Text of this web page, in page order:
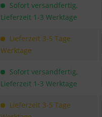
Sofort versandfertig,
Lieferzeit 1-3 Werktage
Lieferzeit 3-5 Tage
Werktage
Sofort versandfertig,
Lieferzeit 1-3 Werktage
Lieferzeit 3-5 Tage